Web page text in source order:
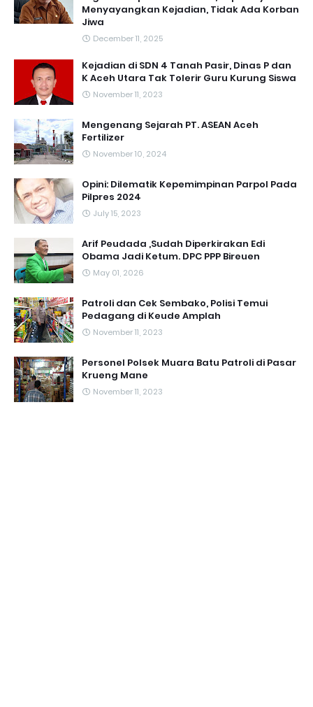
Menyayangkan Kejadian, Tidak Ada Korban
Jiwa
December 11, 2025
Kejadian di SDN 4 Tanah Pasir, Dinas P dan
K Aceh Utara Tak Tolerir Guru Kurung Siswa
November 11, 2023
Mengenang Sejarah PT. ASEAN Aceh
Fertilizer
November 10, 2024
Opini: Dilematik Kepemimpinan Parpol Pada
Pilpres 2024
July 15, 2023
Arif Peudada ,Sudah Diperkirakan Edi
Obama Jadi Ketum. DPC PPP Bireuen
May 01, 2026
Patroli dan Cek Sembako, Polisi Temui
Pedagang di Keude Amplah
November 11, 2023
Personel Polsek Muara Batu Patroli di Pasar
Krueng Mane
November 11, 2023